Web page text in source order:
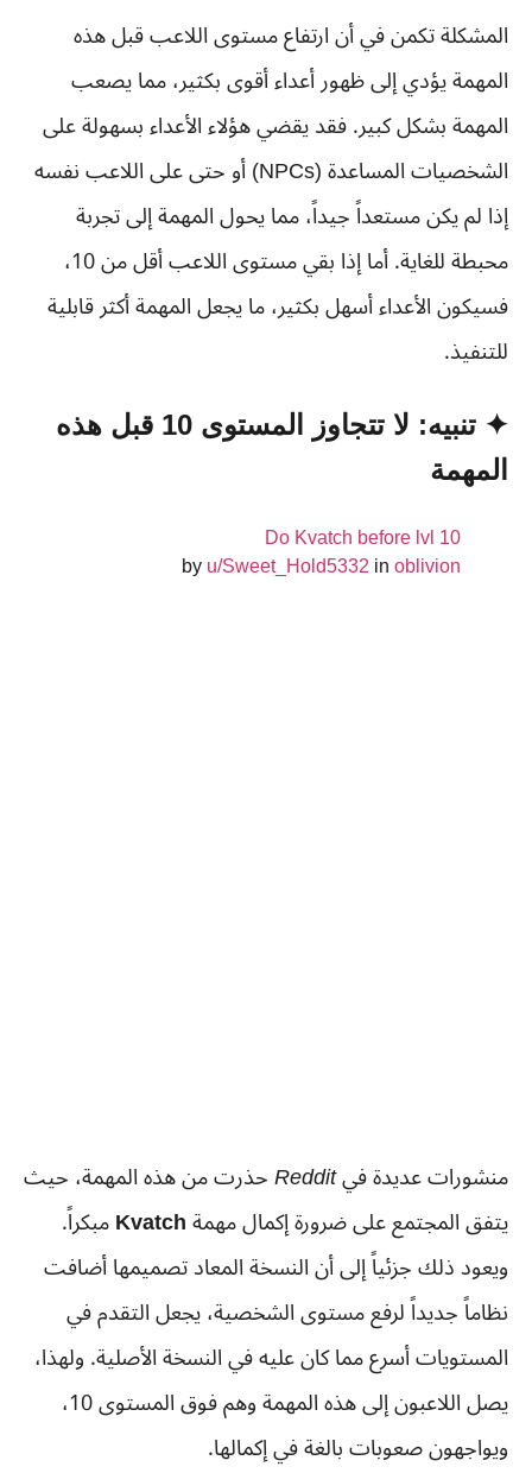
المشكلة تكمن في أن ارتفاع مستوى اللاعب قبل هذه
المهمة يؤدي إلى ظهور أعداء أقوى بكثير، مما يصعب
المهمة بشكل كبير. فقد يقضي هؤلاء الأعداء بسهولة على
الشخصيات المساعدة (NPCs) أو حتى على اللاعب نفسه
إذا لم يكن مستعداً جيداً، مما يحول المهمة إلى تجربة
محبطة للغاية. أما إذا بقي مستوى اللاعب أقل من 10،
فسيكون الأعداء أسهل بكثير، ما يجعل المهمة أكثر قابلية
للتنفيذ.
✦ تنبيه: لا تتجاوز المستوى 10 قبل هذه
المهمة
Do Kvatch before lvl 10
by u/Sweet_Hold5332 in oblivion
منشورات عديدة فيRedditحذرت من هذه المهمة، حيث
يتفق المجتمع على ضرورة إكمال مهمةKvatchمبكراً.
ويعود ذلك جزئياً إلى أن النسخة المعاد تصميمها أضافت
نظاماً جديداً لرفع مستوى الشخصية، يجعل التقدم في
المستويات أسرع مما كان عليه في النسخة الأصلية. ولهذا،
يصل اللاعبون إلى هذه المهمة وهم فوق المستوى 10،
ويواجهون صعوبات بالغة في إكمالها.